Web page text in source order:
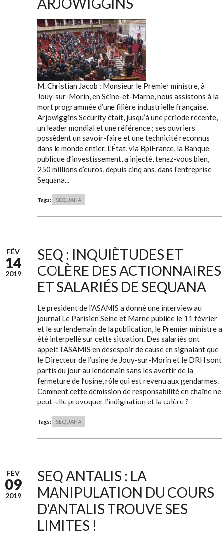
ARJOWIGGINS
M. Christian Jacob : Monsieur le Premier ministre, à
Jouy-sur-Morin, en Seine-et-Marne, nous assistons à la
mort programmée d’une filière industrielle française.
Arjowiggins Security était, jusqu’à une période récente,
un leader mondial et une référence ; ses ouvriers
possèdent un savoir-faire et une technicité reconnus
dans le monde entier. L’État, via BpiFrance, la Banque
publique d’investissement, a injecté, tenez-vous bien,
250 millions d’euros, depuis cinq ans, dans l’entreprise
Sequana...
Tags: SEQUANA
FÉV
14
2019
SEQ : INQUIÈTUDES ET
COLÈRE DES ACTIONNAIRES
ET SALARIÉS DE SEQUANA
Le président de l’ASAMIS a donné une interview au
journal Le Parisien Seine et Marne publiée le 11 février
et le surlendemain de la publication, le Premier ministre a
été interpellé sur cette situation. Des salariés ont
appelé l’ASAMIS en désespoir de cause en signalant que
le Directeur de l’usine de Jouy-sur-Morin et le DRH sont
partis du jour au lendemain sans les avertir de la
fermeture de l’usine, rôle qui est revenu aux gendarmes.
Comment cette démission de responsabilité en chaîne ne
peut-elle provoquer l’indignation et la colère ?
Tags: SEQUANA
FÉV
09
2019
SEQ ANTALIS : LA
MANIPULATION DU COURS
D'ANTALIS TROUVE SES
LIMITES !